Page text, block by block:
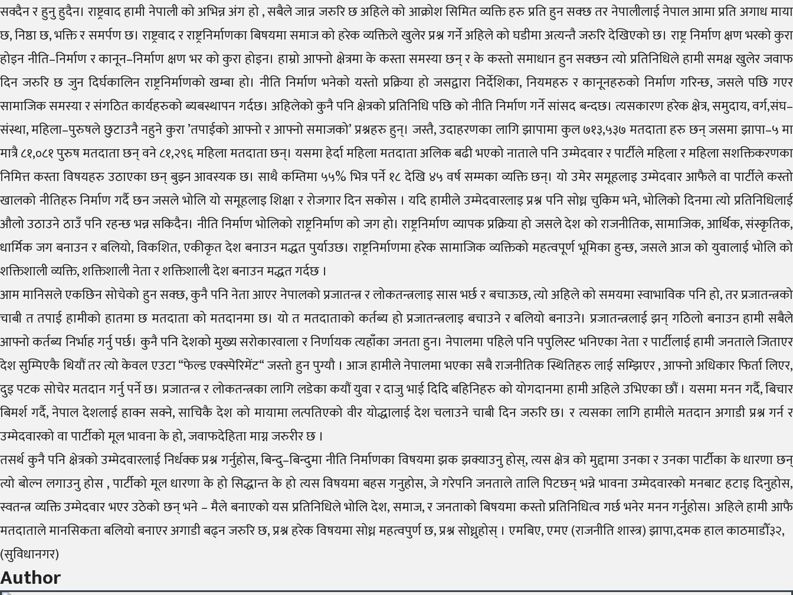
सक्दैन र हुनु हुदैन। राष्ट्रवाद हामी नेपाली को अभिन्न अंग हो , सबैले जान्न जरुरि छ अहिले को आक्रोश सिमित व्यक्ति हरु प्रति हुन सक्छ तर नेपालीलाई नेपाल आमा प्रति अगाध माया
छ, निष्ठा छ, भक्ति र समर्पण छ। राष्ट्रवाद र राष्ट्रनिर्माणका बिषयमा समाज को हरेक व्यक्तिले खुलेर प्रश्न गर्ने अहिले को घडीमा अत्यन्तै जरुरि देखिएको छ। राष्ट्र निर्माण क्षण भरको कुरा
होइन नीति–निर्माण र कानून–निर्माण क्षण भर को कुरा होइन। हाम्रो आफ्नो क्षेत्रमा के कस्ता समस्या छन् र के कस्तो समाधान हुन सक्छन त्यो प्रतिनिधिले हामी समक्ष खुलेर जवाफ
दिन जरुरि छ जुन दिर्घकालिन राष्ट्रनिर्माणको खम्बा हो। नीति निर्माण भनेको यस्तो प्रक्रिया हो जसद्वारा निर्देशिका, नियमहरु र कानूनहरुको निर्माण गरिन्छ, जसले पछि गएर
सामाजिक समस्या र संगठित कार्यहरुको ब्यबस्थापन गर्दछ। अहिलेको कुनै पनि क्षेत्रको प्रतिनिधि पछि को नीति निर्माण गर्ने सांसद बन्दछ। त्यसकारण हरेक क्षेत्र, समुदाय, वर्ग,संघ–
संस्था, महिला–पुरुषले छुटाउनै नहुने कुरा ’तपाईको आफ्नो र आफ्नो समाजको’ प्रश्नहरु हुन्। जस्तै, उदाहरणका लागि झापामा कुल ७१३,५३७ मतदाता हरु छन् जसमा झापा–५ मा
मात्रै ८१,०८१ पुरुष मतदाता छन् वने ८१,२९६ महिला मतदाता छन्। यसमा हेर्दा महिला मतदाता अलिक बढी भएको नाताले पनि उम्मेदवार र पार्टीले महिला र महिला सशक्तिकरणका
निमित्त कस्ता विषयहरु उठाएका छन् बुझ्न आवस्यक छ। साथै कम्तिमा ५५% भित्र पर्ने १८ देखि ४५ वर्ष सम्मका व्यक्ति छन्। यो उमेर समूहलाइ उम्मेदवार आफैले वा पार्टीले कस्तो
खालको नीतिहरु निर्माण गर्दै छन जसले भोलि यो समूहलाइ शिक्षा र रोजगार दिन सकोस । यदि हामीले उम्मेदवारलाइ प्रश्न पनि सोध्न चुकिम भने, भोलिको दिनमा त्यो प्रतिनिधिलाई
औलो उठाउने ठाउँ पनि रहन्छ भन्न सकिदैन। नीति निर्माण भोलिको राष्ट्रनिर्माण को जग हो। राष्ट्रनिर्माण व्यापक प्रक्रिया हो जसले देश को राजनीतिक, सामाजिक, आर्थिक, संस्कृतिक,
धार्मिक जग बनाउन र बलियो, विकशित, एकीकृत देश बनाउन मद्धत पुर्याउछ। राष्ट्रनिर्माणमा हरेक सामाजिक व्यक्तिको महत्वपूर्ण भूमिका हुन्छ, जसले आज को युवालाई भोलि को
शक्तिशाली व्यक्ति, शक्तिशाली नेता र शक्तिशाली देश बनाउन मद्धत गर्दछ ।
आम मानिसले एकछिन सोचेको हुन सक्छ, कुनै पनि नेता आएर नेपालको प्रजातन्त्र र लोकतन्त्रलाइ सास भर्छ र बचाऊछ, त्यो अहिले को समयमा स्वाभाविक पनि हो, तर प्रजातन्त्रको
चाबी त तपाई हामीको हातमा छ मतदाता को मतदानमा छ। यो त मतदाताको कर्तब्य हो प्रजातन्त्रलाइ बचाउने र बलियो बनाउने। प्रजातन्त्रलाई झन् गठिलो बनाउन हामी सबैले
आफ्नो कर्तब्य निर्भाह गर्नु पर्छ। कुनै पनि देशको मुख्य सरोकारवाला र निर्णायक त्यहाँका जनता हुन। नेपालमा पहिले पनि पपुलिस्ट भनिएका नेता र पार्टीलाई हामी जनताले जिताएर
देश सुम्पिएकै थियौं तर त्यो केवल एउटा “फेल्ड एक्स्पेरिमेंट“ जस्तो हुन पुग्यौ । आज हामीले नेपालमा भएका सबै राजनीतिक स्थितिहरु लाई सम्झिएर , आफ्नो अधिकार फिर्ता लिएर,
दुइ पटक सोचेर मतदान गर्नु पर्ने छ। प्रजातन्त्र र लोकतन्त्रका लागि लडेका कयौं युवा र दाजु भाई दिदि बहिनिहरु को योगदानमा हामी अहिले उभिएका छौं । यसमा मनन गर्दै, बिचार
बिमर्श गर्दै, नेपाल देशलाई हाक्न सक्ने, साचिकै देश को मायामा लत्पतिएको वीर योद्धालाई देश चलाउने चाबी दिन जरुरि छ। र त्यसका लागि हामीले मतदान अगाडी प्रश्न गर्न र
उम्मेदवारको वा पार्टीको मूल भावना के हो, जवाफदेहिता माग्न जरुरीर छ ।
तसर्थ कुनै पनि क्षेत्रको उम्मेदवारलाई निर्धक्क प्रश्न गर्नुहोस, बिन्दु–बिन्दुमा नीति निर्माणका विषयमा झक झक्याउनु होस्, त्यस क्षेत्र को मुद्दामा उनका र उनका पार्टीका के धारणा छन्
त्यो बोल्न लगाउनु होस , पार्टीको मूल धारणा के हो सिद्धान्त के हो त्यस विषयमा बहस गनुहोस, जे गरेपनि जनताले तालि पिटछन् भन्ने भावना उम्मेदवारको मनबाट हटाइ दिनुहोस,
स्वतन्त्र व्यक्ति उम्मेदवार भएर उठेको छन् भने – मैले बनाएको यस प्रतिनिधिले भोलि देश, समाज, र जनताको बिषयमा कस्तो प्रतिनिधित्व गर्छ भनेर मनन गर्नुहोस। अहिले हामी आफै
मतदाताले मानसिकता बलियो बनाएर अगाडी बढ्न जरुरि छ, प्रश्न हरेक विषयमा सोध्न महत्वपुर्ण छ, प्रश्न सोध्नुहोस् । एमबिए, एमए (राजनीति शास्त्र) झापा,दमक हाल काठमाडौँ३२,
(सुविधानगर)
Author